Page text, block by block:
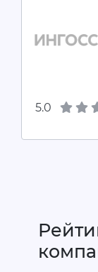
5.0